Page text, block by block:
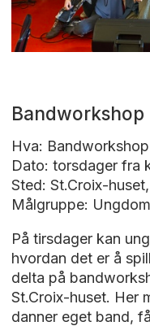
Bandworkshop
Hva:
Dato: torsdager fra
Sted: St.Croix-
Målgruppe:
På tirsdager kan
hvordan det er å
delta på
St.Croix-huset. Her
danner eget band,